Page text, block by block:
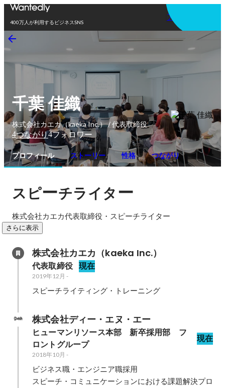
400万人が利用するビジネスSNS
アプリを使う
千葉 佳織
株式会社カエカ（kaeka Inc.） / 代表取締役
4つながり4フォロワー
プロフィール ストーリー 性格 つながり
スピーチライター
株式会社カエカ代表取締役・スピーチライター
さらに表示
株式会社カエカ（kaeka Inc.）
代表取締役 現在
2019年12月 -
スピーチライティング・トレーニング
株式会社ディー・エヌ・エー
ヒューマンリソース本部　新卒採用部　フ
ロントグループ
現在
2018年10月 -
ビジネス職・エンジニア職採用
スピーチ・コミュニケーションにおける課題解決プロ